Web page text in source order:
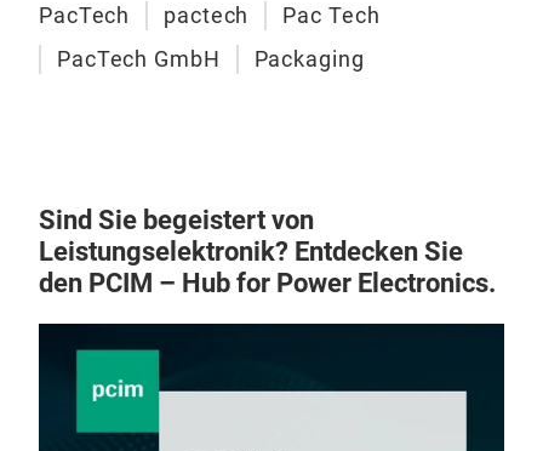
PacTech pactech
Pac Tech
PacTech GmbH
Packaging
Sind Sie begeistert von
Leistungselektronik? Entdecken Sie
den PCIM – Hub for Power Electronics.